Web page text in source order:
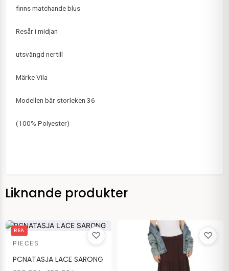
finns matchande blus
Resår i midjan
utsvängd nertill
Märke Vila
Modellen bär storleken 36
(100% Polyester)
Liknande produkter
♡
REA
PIECES
PCNATASJA LACE SARONG
Det
var:
Det
nuvarande
priset
är:
♡